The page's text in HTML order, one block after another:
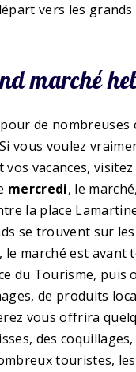
vers les
marché
de
vous voulez
vacances,
mercredi, le
la place
se trouvent sur
le marché est avant
du Tourisme, puis
de produits
vous offrira
des
touristes,